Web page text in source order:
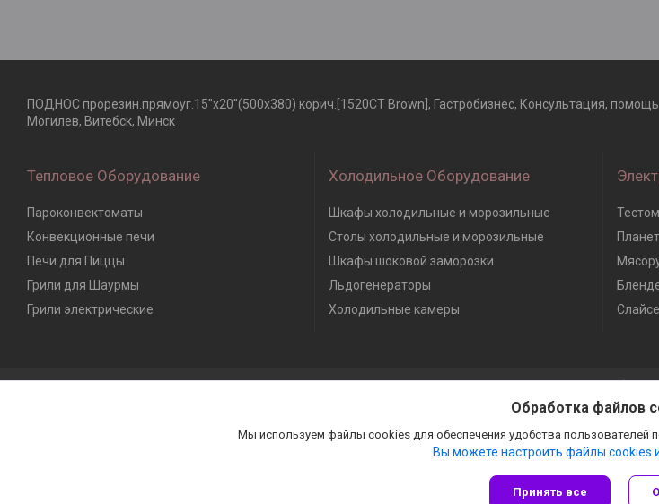
ПОДНОС прорезин.прямоуг.15''х20''(500х380) корич.[1520CT Brown], Гастробизнес, Консультация,
Могилев, Витебск, Минск
Тепловое Оборудование
Пароконвектоматы
Конвекционные печи
Печи для Пиццы
Грили для Шаурмы
Грили электрические
Холодильное Оборудование
Шкафы холодильные и морозильные
Столы холодильные и морозильные
Шкафы шоковой заморозки
Льдогенераторы
Холодильные камеры
Сайт создан на платформе
Политика обработки файлов
Обработка файлов
Мы используем файлы cookies для обеспечения удобства пользователей
Вы можете настроить файлы cookies
Принять все
Гастробизнес |
Пожаловаться
Select Language ▼